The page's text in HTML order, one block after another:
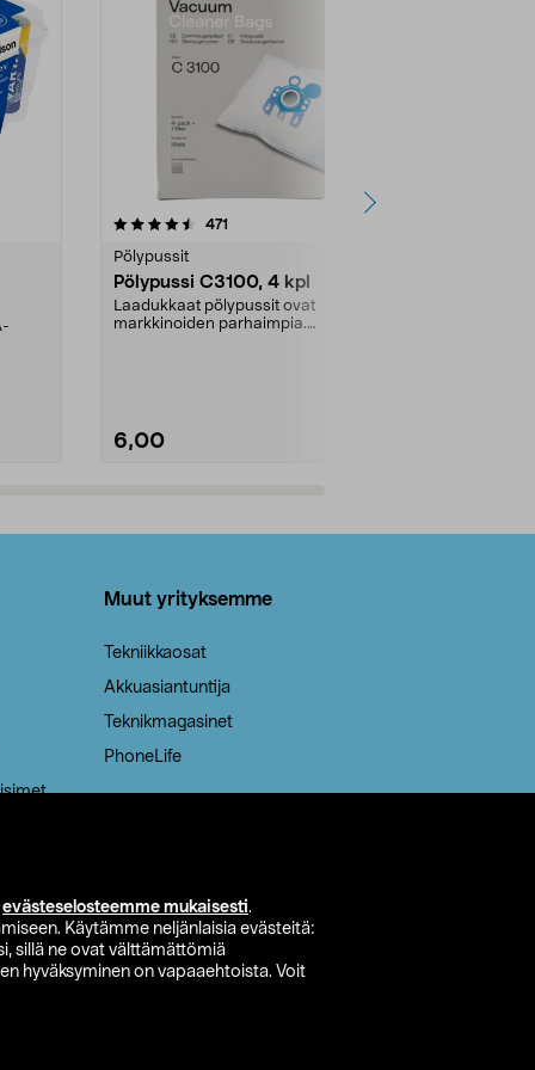
evästeselosteemme mukaisesti.
Käytämme neljänlaisia evästeitä:
sillä ne ovat välttämättömiä
hyväksyminen on vapaaehtoista. Voit
471
Pölypussit
Pölypussi C3100, 4 kpl
Laadukkaat pölypussit ovat
markkinoiden parhaimpia.
6,00
4.5viidestä
Muut yrityksemme
Tekniikkaosat
Akkuasiantuntija
Teknikmagasinet
PhoneLife